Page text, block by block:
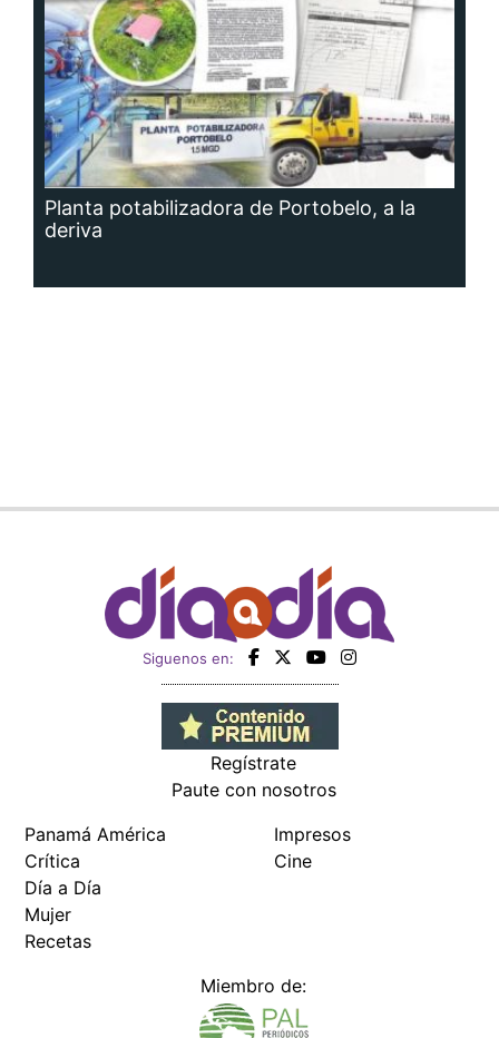
Planta potabilizadora de Portobelo, a la
deriva
Siguenos en:
Regístrate
Paute con nosotros
Panamá América
Crítica
Día a Día
Mujer
Recetas
Impresos
Cine
Miembro de: